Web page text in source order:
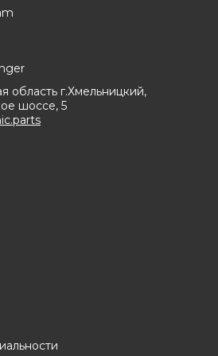
+ II
203 грн
183
переднил./прав.logan 04-
область г.Хмельницкий,
шоссе, 5